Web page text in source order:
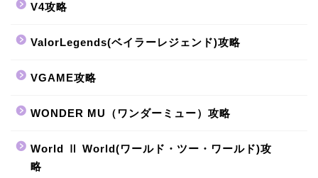
V4攻略
ValorLegends(ベイラーレジェンド)攻略
VGAME攻略
WONDER MU（ワンダーミュー）攻略
World Ⅱ World(ワールド・ツー・ワールド)攻
略